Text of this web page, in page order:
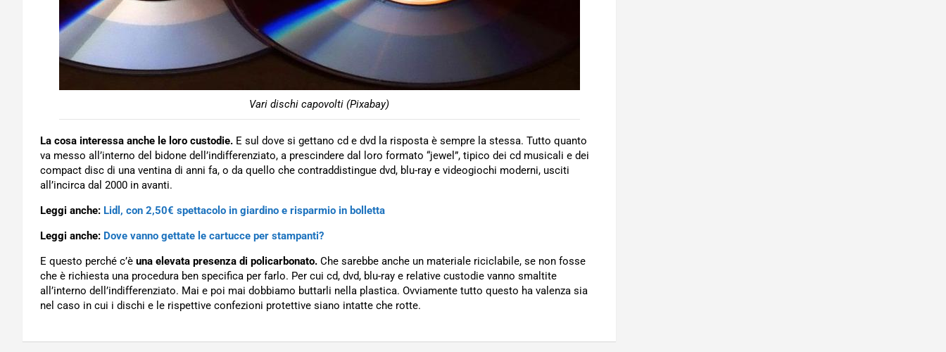
Vari dischi capovolti (Pixabay)
La cosa interessa anche le loro custodie. E sul dove si gettano cd e dvd la risposta è sempre la stessa. Tutto quanto
va messo all’interno del bidone dell’indifferenziato, a prescindere dal loro formato “jewel”, tipico dei cd musicali e dei
compact disc di una ventina di anni fa, o da quello che contraddistingue dvd, blu-ray e videogiochi moderni, usciti
all’incirca dal 2000 in avanti.
Leggi anche: Lidl, con 2,50€ spettacolo in giardino e risparmio in bolletta
Leggi anche: Dove vanno gettate le cartucce per stampanti?
E questo perché c’è una elevata presenza di policarbonato. Che sarebbe anche un materiale riciclabile, se non fosse
che è richiesta una procedura ben specifica per farlo. Per cui cd, dvd, blu-ray e relative custodie vanno smaltite
all’interno dell’indifferenziato. Mai e poi mai dobbiamo buttarli nella plastica. Ovviamente tutto questo ha valenza sia
nel caso in cui i dischi e le rispettive confezioni protettive siano intatte che rotte.